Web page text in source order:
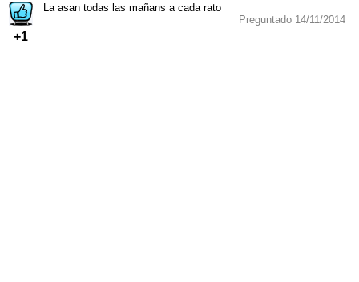
+1
La asan todas las mañans a cada rato
Preguntado 14/11/2014